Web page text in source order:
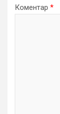
Коментар *